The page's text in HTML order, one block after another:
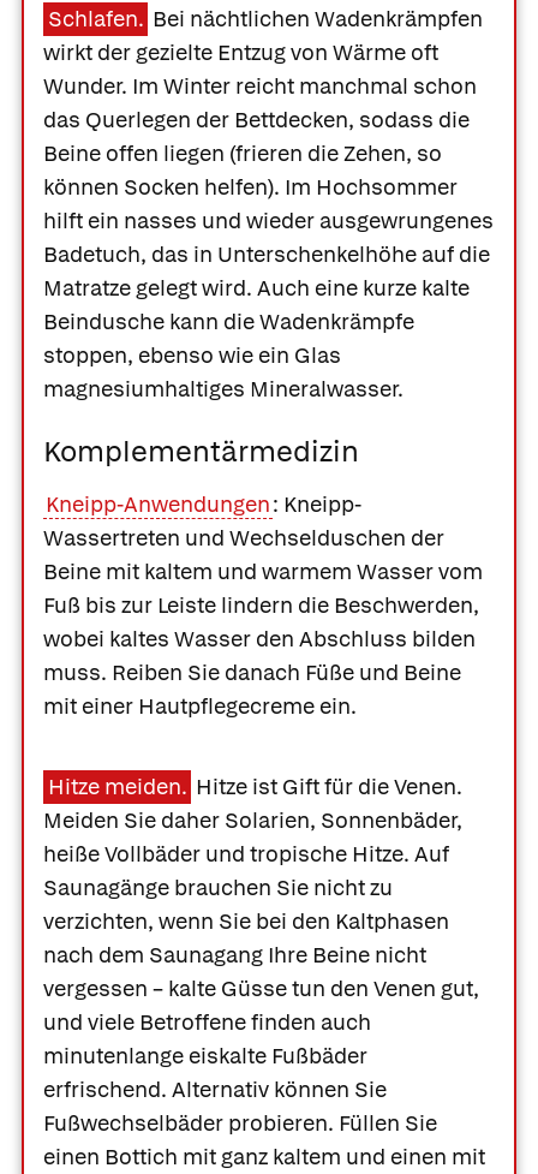
Schlafen. Bei nächtlichen Wadenkrämpfen
wirkt der gezielte Entzug von Wärme oft
Wunder. Im Winter reicht manchmal schon
das Querlegen der Bettdecken, sodass die
Beine offen liegen (frieren die Zehen, so
können Socken helfen). Im Hochsommer
hilft ein nasses und wieder ausgewrungenes
Badetuch, das in Unterschenkelhöhe auf die
Matratze gelegt wird. Auch eine kurze kalte
Beindusche kann die Wadenkrämpfe
stoppen, ebenso wie ein Glas
magnesiumhaltiges Mineralwasser.
Komplementärmedizin
Kneipp-Anwendungen: Kneipp-
Wassertreten und Wechselduschen der
Beine mit kaltem und warmem Wasser vom
Fuß bis zur Leiste lindern die Beschwerden,
wobei kaltes Wasser den Abschluss bilden
muss. Reiben Sie danach Füße und Beine
mit einer Hautpflegecreme ein.
Hitze meiden. Hitze ist Gift für die Venen.
Meiden Sie daher Solarien, Sonnenbäder,
heiße Vollbäder und tropische Hitze. Auf
Saunagänge brauchen Sie nicht zu
verzichten, wenn Sie bei den Kaltphasen
nach dem Saunagang Ihre Beine nicht
vergessen – kalte Güsse tun den Venen gut,
und viele Betroffene finden auch
minutenlange eiskalte Fußbäder
erfrischend. Alternativ können Sie
Fußwechselbäder probieren. Füllen Sie
einen Bottich mit ganz kaltem und einen mit